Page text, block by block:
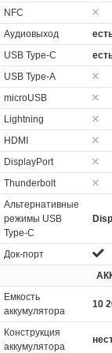
NFC
Аудиовыход
USB Type-C
USB Type-A
microUSB
Lightning
HDMI
DisplayPort
Thunderbolt
Альтернативные
режимы USB
Type-C
Док-порт
Емкость
аккумулятора
10
Конструкция
аккумулятора